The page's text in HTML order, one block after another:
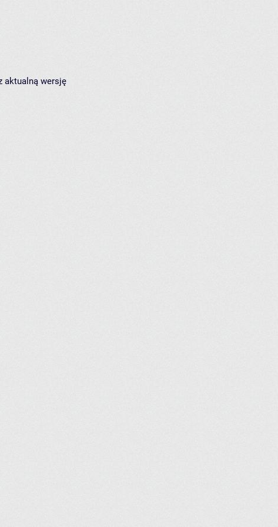
aktualną wersję